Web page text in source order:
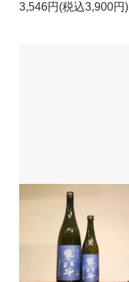
3,546円(税込3,900円)